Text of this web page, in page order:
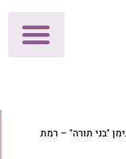
"בני תורה" – רמת